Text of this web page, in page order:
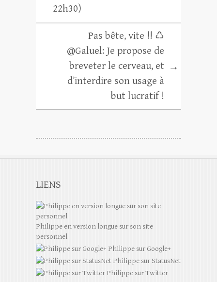
22h30)
Pas bête, vite !! ♺
@Galuel: Je propose de
breveter le cerveau, et
d’interdire son usage à
but lucratif !
→
LIENS
Philippe en version longue sur son site
personnel
Philippe sur Google+
Philippe sur StatusNet
Philippe sur Twitter